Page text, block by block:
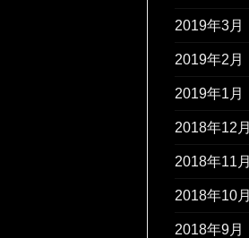
2019年3月
2019年2月
2019年1月
2018年12月
2018年11月
2018年10月
2018年9月